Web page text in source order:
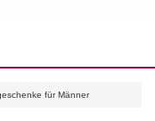
für Männer